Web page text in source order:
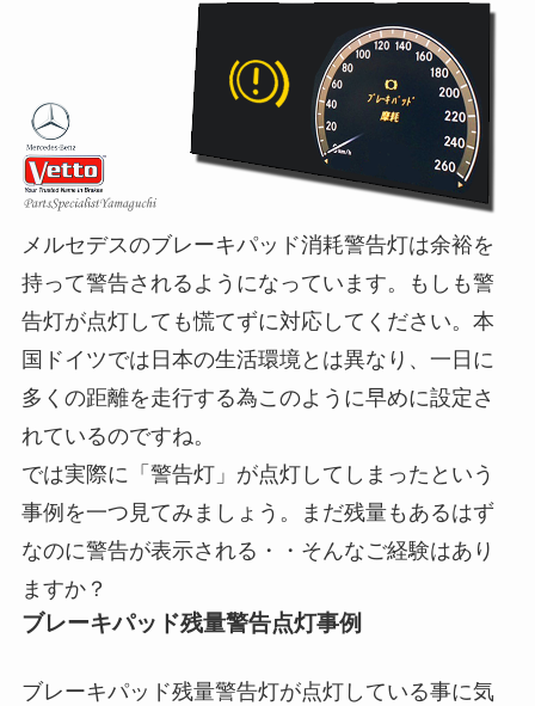
メルセデスのブレーキパッド消耗警告灯は余裕を
持って警告されるようになっています。もしも警
告灯が点灯しても慌てずに対応してください。本
国ドイツでは日本の生活環境とは異なり、一日に
多くの距離を走行する為このように早めに設定さ
れているのですね。
では実際に「警告灯」が点灯してしまったという
事例を一つ見てみましょう。まだ残量もあるはず
なのに警告が表示される・・そんなご経験はあり
ますか？
ブレーキパッド残量警告点灯事例
ブレーキパッド残量警告灯が点灯している事に気